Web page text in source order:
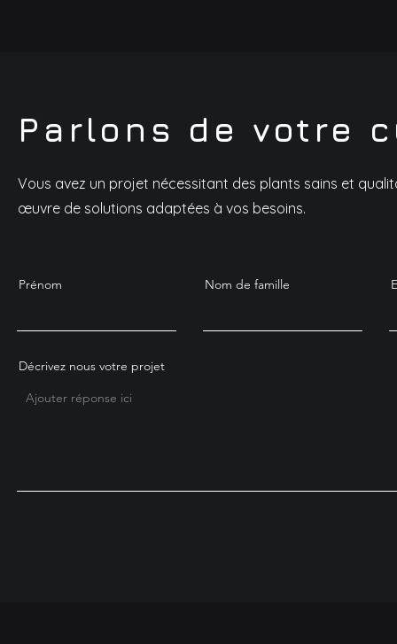
Parlons de votre
Vous avez un projet nécessitant des plants sains et
œuvre de solutions adaptées à vos besoins.
Prénom Nom de famille
Décrivez nous votre projet